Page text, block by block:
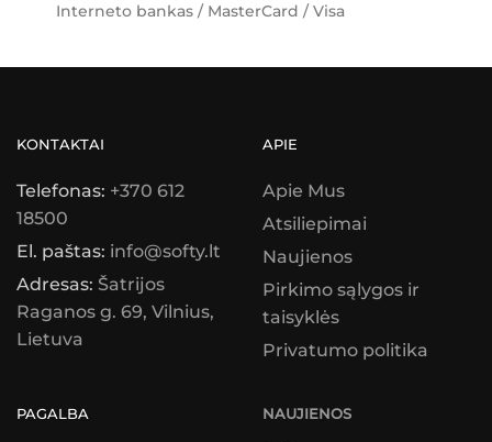
Interneto bankas / MasterCard / Visa
KONTAKTAI
Telefonas: +370 612
18500
El. paštas: info@softy.lt
Adresas: Šatrijos
Raganos g. 69, Vilnius,
Lietuva
APIE
Apie Mus
Atsiliepimai
Naujienos
Pirkimo sąlygos ir
taisyklės
Privatumo politika
PAGALBA NAUJIENOS